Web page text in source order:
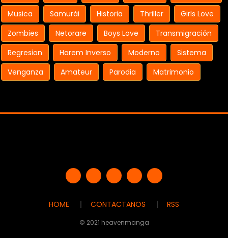
Musica
Samurái Historia Thriller
Girls Love
Zombies
Netorare Boys Love
Transmigración
Regresion
Harem Inverso Moderno
Sistema
Venganza
Amateur Parodia Matrimonio
HOME CONTACTANOS RSS
© 2021 heavenmanga